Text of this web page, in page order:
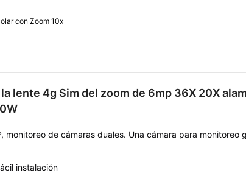
con Zoom 10x
lente 4g Sim del zoom de 6mp 36X 20X
monitoreo de cámaras duales. Una cámara para
instalación